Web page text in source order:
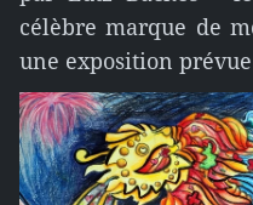
célèbre marque de
une exposition